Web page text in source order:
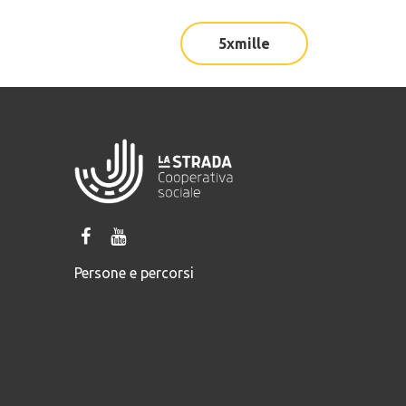
5xmille
Persone e percorsi